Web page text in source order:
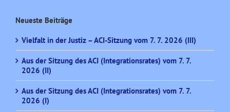
Neueste Beiträge
Vielfalt in der Justiz – ACI-Sitzung vom 7. 7. 2026 (III)
Aus der Sitzung des ACI (Integrationsrates) vom 7. 7.
2026 (II)
Aus der Sitzung des ACI (Integrationsrates) vom 7. 7.
2026 (I)